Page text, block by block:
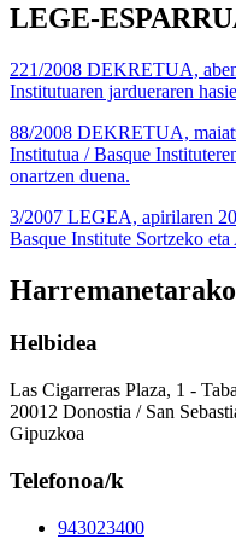
LEGE-
221/2008 DEKRETUA,
Institutuaren jardueraren
88/2008 DEKRETUA,
Institutua / Basque
onartzen duena.
3/2007 LEGEA, apirilaren
Basque Institute Sortzeko eta
Helbidea
Las Cigarreras Plaza, 1 -
20012 Donostia / San
Gipuzkoa
Telefonoa/k
943023400